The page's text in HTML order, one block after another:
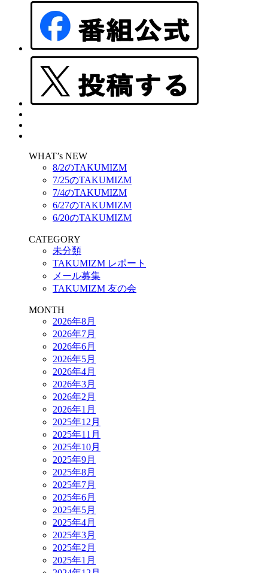
WHAT’s NEW
8/2のTAKUMIZM
7/25のTAKUMIZM
7/4のTAKUMIZM
6/27のTAKUMIZM
6/20のTAKUMIZM
CATEGORY
未分類
TAKUMIZM レポート
メール募集
TAKUMIZM 友の会
MONTH
2026年8月
2026年7月
2026年6月
2026年5月
2026年4月
2026年3月
2026年2月
2026年1月
2025年12月
2025年11月
2025年10月
2025年9月
2025年8月
2025年7月
2025年6月
2025年5月
2025年4月
2025年3月
2025年2月
2025年1月